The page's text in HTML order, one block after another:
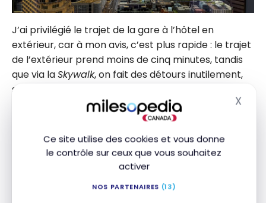
Ce site utilise des cookies et vous donne
le contrôle sur ceux que vous souhaitez
activer
NOS PARTENAIRES (13)
X
J’ai privilégié le trajet de la gare à l’hôtel en
extérieur, car à mon avis, c’est plus rapide : le trajet
de l’extérieur prend moins de cinq minutes, tandis
que via laSkywalk, on fait des détours inutilement,
sans compter qu’à certains endroits, il n’y a pas
d’escalier mobile: avec une valise, ce n’est pas
Si vous décidez de passer par l’extérieur, il vous
faudra suivre les indications du “25 York”, et par la